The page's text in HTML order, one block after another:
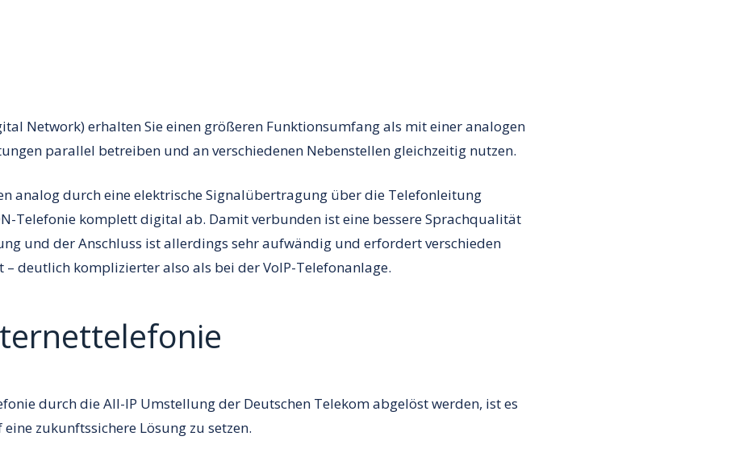
Network) erhalten Sie einen größeren Funktionsumfang als mit einer analogen
parallel betreiben und an verschiedenen Nebenstellen gleichzeitig nutzen.
analog durch eine elektrische Signalübertragung über die Telefonleitung
Telefonie komplett digital ab. Damit verbunden ist eine bessere Sprachqualität
und der Anschluss ist allerdings sehr aufwändig und erfordert verschieden
deutlich komplizierter also als bei der VoIP-Telefonanlage.
durch die All-IP Umstellung der Deutschen Telekom abgelöst werden, ist es
zukunftssichere Lösung zu setzen.